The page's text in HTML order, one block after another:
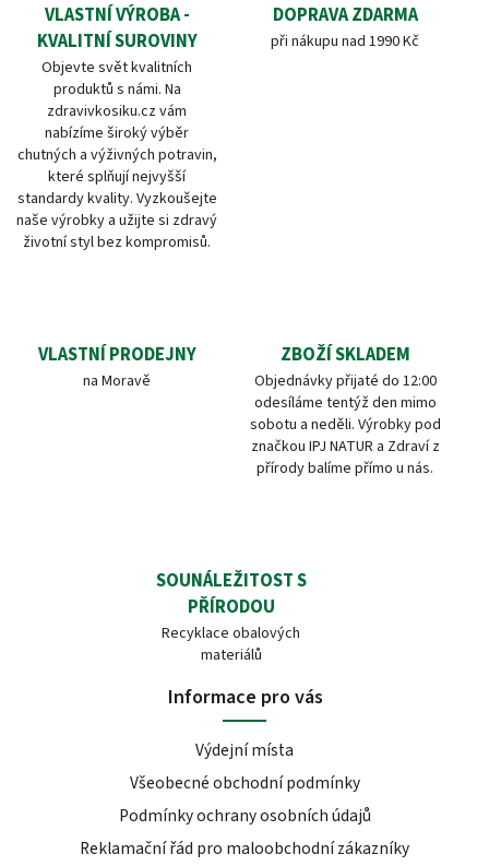
VLASTNÍ VÝROBA -
KVALITNÍ SUROVINY
Objevte svět kvalitních
produktů s námi. Na
zdravivkosiku.cz vám
nabízíme široký výběr
chutných a výživných potravin,
které splňují nejvyšší
standardy kvality. Vyzkoušejte
naše výrobky a užijte si zdravý
životní styl bez kompromisů.
DOPRAVA ZDARMA
při nákupu nad 1990 Kč
VLASTNÍ PRODEJNY
na Moravě
ZBOŽÍ SKLADEM
Objednávky přijaté do 12:00
odesíláme tentýž den mimo
sobotu a neděli. Výrobky pod
značkou IPJ NATUR a Zdraví z
přírody balíme přímo u nás.
SOUNÁLEŽITOST S
PŘÍRODOU
Recyklace obalových
materiálů
Informace pro vás
Výdejní místa
Všeobecné obchodní podmínky
Podmínky ochrany osobních údajů
Reklamační řád pro maloobchodní zákazníky